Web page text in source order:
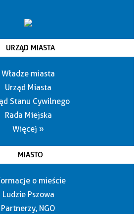
URZĄD MIASTA
Władze miasta
Urząd Miasta
Stanu Cywilnego
Rada Miejska
Więcej »
MIASTO
o mieście
Ludzie Pszowa
Partnerzy, NGO